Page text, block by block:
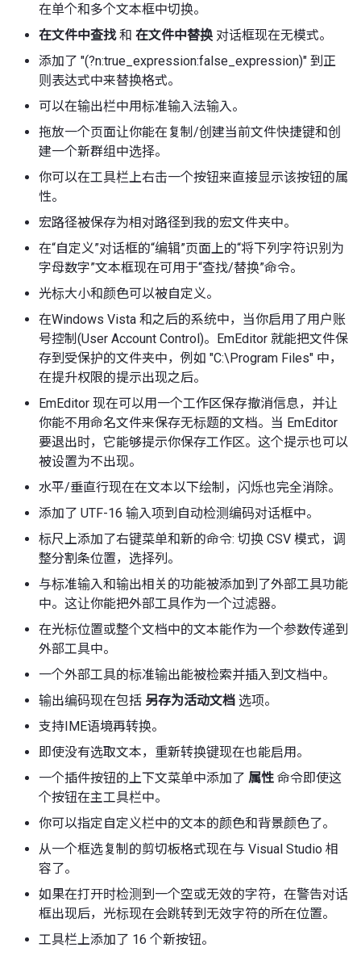
在单个和多个文本框中切换。
在文件中查找和 在文件中替换 对话框现在无模式。
添加了 "(?n:true_expression:false_expression)" 到正
则表达式中来替换格式。
可以在输出栏中用标准输入法输入。
拖放一个页面让你能在复制/创建当前文件快捷键和创
建一个新群组中选择。
你可以在工具栏上右击一个按钮来直接显示该按钮的属
性。
宏路径被保存为相对路径到我的宏文件夹中。
在“自定义”对话框的“编辑”页面上的“将下列字符识别为
字母数字”文本框现在可用于“查找/替换”命令。
光标大小和颜色可以被自定义。
在Windows Vista 和之后的系统中，当你启用了用户账
号控制(User Account Control)。EmEditor 就能把文件保
存到受保护的文件夹中，例如 "C:\Program Files" 中，
在提升权限的提示出现之后。
EmEditor 现在可以用一个工作区保存撤消信息，并让
你能不用命名文件来保存无标题的文档。当 EmEditor
要退出时，它能够提示你保存工作区。这个提示也可以
被设置为不出现。
水平/垂直行现在在文本以下绘制，闪烁也完全消除。
添加了 UTF-16 输入项到自动检测编码对话框中。
标尺上添加了右键菜单和新的命令: 切换 CSV 模式，调
整分割条位置，选择列。
与标准输入和输出相关的功能被添加到了外部工具功能
中。这让你能把外部工具作为一个过滤器。
在光标位置或整个文档中的文本能作为一个参数传递到
外部工具中。
一个外部工具的标准输出能被检索并插入到文档中。
输出编码现在包括 另存为活动文档 选项。
支持IME语境再转换。
即使没有选取文本，重新转换键现在也能启用。
一个插件按钮的上下文菜单中添加了 属性 命令即使这
个按钮在主工具栏中。
你可以指定自定义栏中的文本的颜色和背景颜色了。
从一个框选复制的剪切板格式现在与 Visual Studio 相
容了。
如果在打开时检测到一个空或无效的字符，在警告对话
框出现后，光标现在会跳转到无效字符的所在位置。
工具栏上添加了 16 个新按钮。